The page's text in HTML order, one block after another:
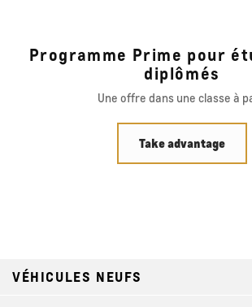
Programme Prime pour
diplômés
Une offre dans une classe à
Take advantage
VÉHICULES NEUFS